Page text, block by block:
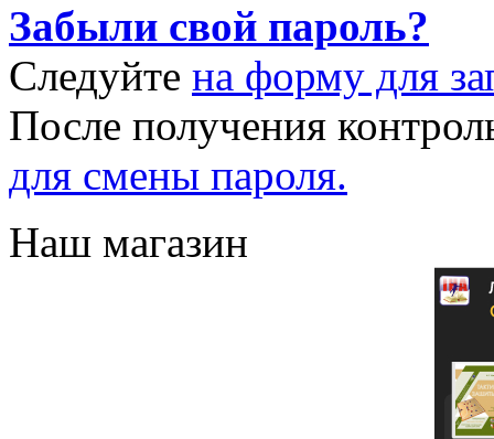
Забыли свой пароль?
Следуйте на форму для
После получения
для смены пароля.
Наш магазин